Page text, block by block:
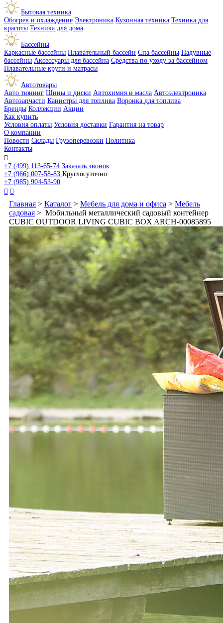
Бытовая техника
Обогрев и охлаждение Электроника Кухонная техника Техника для
красоты Техника для дома
Бассейны
Каркасные бассейны Плавательный бассейн Спа бассейны Надувные
бассейны Аксессуары для бассейна Средства по уходу за бассейном
Плавательные круги и матрасы
Автотовары
Авто тюнинг Шины и диски Автохимия и масла Автоэлектроника
Автозапчасти Канистры для топлива Воронка для топлива
Бренды Коллекции Акции
Как купить
Условия оплаты Условия доставки Гарантия на товар
О компании
Новости Склады Грузоперевозки Политика
Контакты

+7 (499) 113-65-74 Заказать звонок
+7 (966) 007-58-83 Круглосуточно
+7 (985) 904-53-90
 
Главная > Каталог > Мебель для дома и офиса > Мебель
садовая > Мобильный металлический садовый контейнер
CUBIC OUTDOOR LIVING CUBIC BOX ARCH-00085895